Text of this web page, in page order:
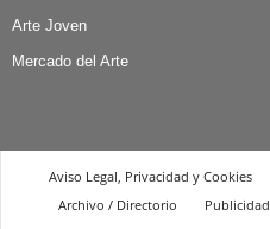
Arte Joven
Mercado del Arte
Aviso Legal, Privacidad y Cookies
Archivo / Directorio
Publicidad